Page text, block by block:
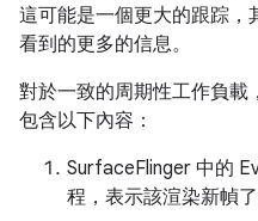
這可能是一個更大的跟踪，
看到的更多的信息。
對於一致的周期性工作負載
包含以下內容：
SurfaceFlinger 中的
程，表示該渲染新幀了